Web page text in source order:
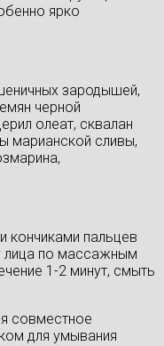
ярко
зародышей,
черной
олеат, сквалан
марианской сливы,
кончиками пальцев
лица по массажным
1-2 минут, смыть
совместное
для умывания